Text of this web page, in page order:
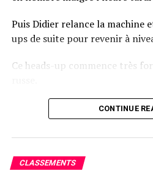
Puis Didier relance la machine
ups de suite pour revenir à
Ce heads-up commence très
Le champagne va réchauffer si les
CONTINUE
CLASSEMENTS